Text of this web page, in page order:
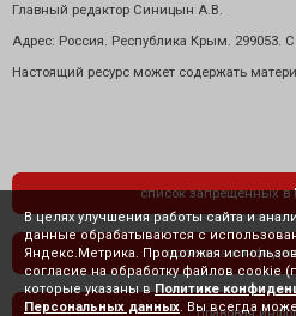
Главный редактор Синицын А.В.
Адрес: Россия. Республика Крым. 299053.
Настоящий ресурс может содержать
список запрещенных в
политика
В целях улучшения работы сайта и
данные обрабатываются с
Яндекс.Метрика. Продолжая
согласие на обработку файлов cookie
которые указаны в Политике
Персональных данных . Вы всегда